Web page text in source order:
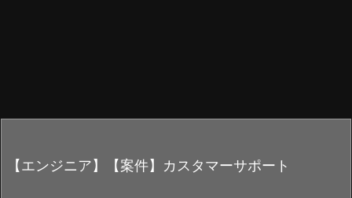
【エンジニア】【案件】カスタマーサポート